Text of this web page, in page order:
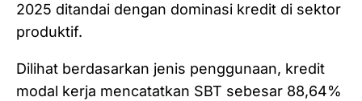
2025 ditandai dengan dominasi kredit di sektor
produktif.
Dilihat berdasarkan jenis penggunaan, kredit
modal kerja mencatatkan SBT sebesar 88,64%